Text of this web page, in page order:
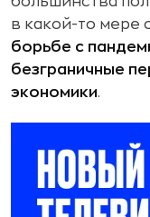
в какой-то мере
борьбе с
безграничные
экономики.